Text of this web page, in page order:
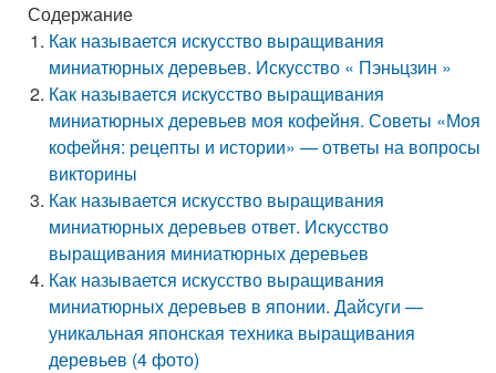
Содержание
Как называется искусство выращивания
миниатюрных деревьев. Искусство « Пэньцзин »
Как называется искусство выращивания
миниатюрных деревьев моя кофейня. Советы «Моя
кофейня: рецепты и истории» — ответы на вопросы
викторины
Как называется искусство выращивания
миниатюрных деревьев ответ. Искусство
выращивания миниатюрных деревьев
Как называется искусство выращивания
миниатюрных деревьев в японии. Дайсуги —
уникальная японская техника выращивания
деревьев (4 фото)